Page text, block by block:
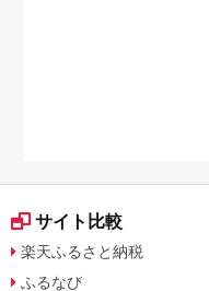
サイト比較
楽天ふるさと納税
ふるなび